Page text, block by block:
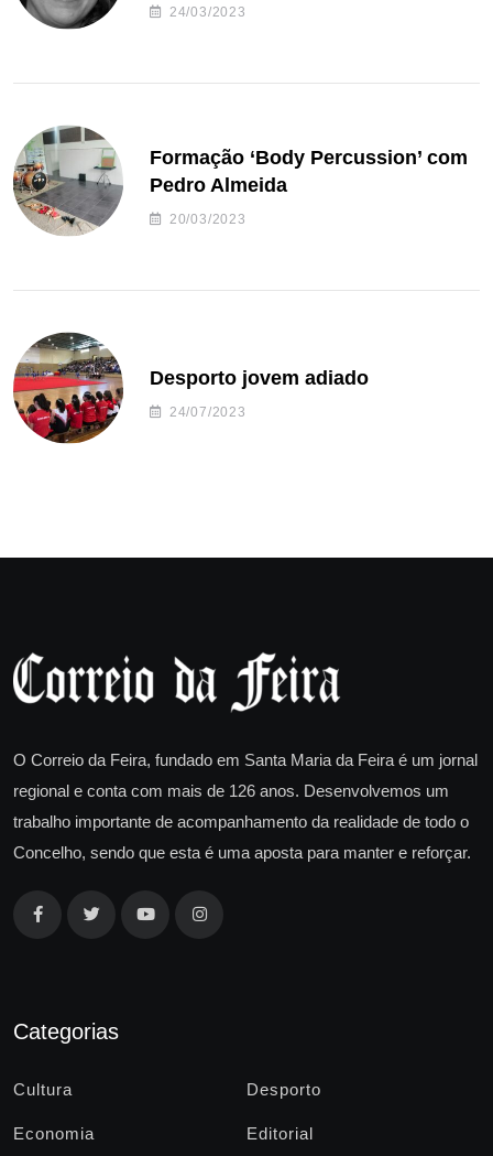
24/03/2023
Formação ‘Body Percussion’ com
Pedro Almeida
20/03/2023
Desporto jovem adiado
24/07/2023
O Correio da Feira, fundado em Santa Maria da Feira é um jornal
regional e conta com mais de 126 anos. Desenvolvemos um
trabalho importante de acompanhamento da realidade de todo o
Concelho, sendo que esta é uma aposta para manter e reforçar.
Categorias
Cultura Desporto
Economia Editorial